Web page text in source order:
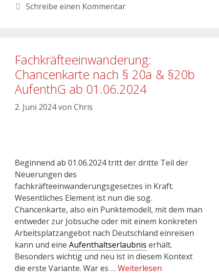
Schreibe einen Kommentar
Fachkräfteeinwanderung:
Chancenkarte nach § 20a & §20b
AufenthG ab 01.06.2024
2. Juni 2024von Chris
Beginnend ab 01.06.2024 tritt der dritte Teil der
Neuerungen des
fachkräfteeinwanderungsgesetzes in Kraft.
Wesentliches Element ist nun die sog.
Chancenkarte, also ein Punktemodell, mit dem man
entweder zur Jobsuche oder mit einem konkreten
Arbeitsplatzangebot nach Deutschland einreisen
kann und eine Aufenthaltserlaubnis erhält.
Besonders wichtig und neu ist in diesem Kontext
die erste Variante. War es … Weiterlesen